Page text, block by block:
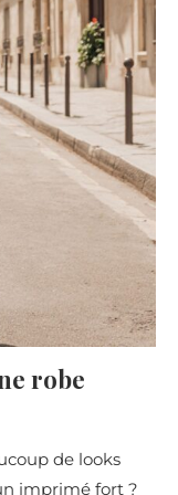
robe
de looks
imprimé fort ?